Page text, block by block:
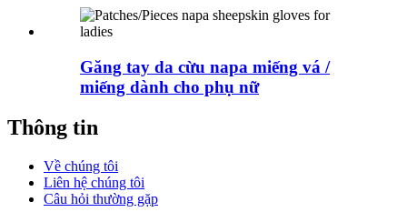
Găng tay da cừu napa miếng vá /
miếng dành cho phụ nữ
Thông tin
Về chúng tôi
Liên hệ chúng tôi
Câu hỏi thường gặp